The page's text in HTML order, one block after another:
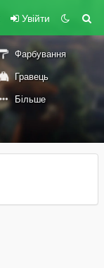
Увійти
Фарбування
Гравець
Більше